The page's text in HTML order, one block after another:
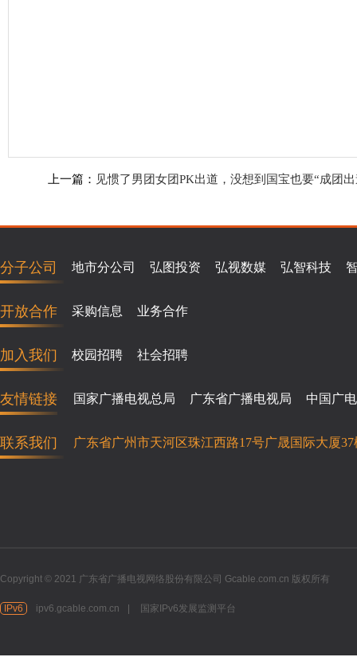
上一篇： 见惯了男团女团PK出道，没想到国宝也要“成团
分子公司 地市分公司 弘图投资 弘视数媒 弘智科技
开放合作 采购信息 业务合作
加入我们 校园招聘 社会招聘
友情链接 国家广播电视总局 广东省广播电视局 中国广电
联系我们 广东省广州市天河区珠江西路17号广晟国际大厦37
Copyright © 2021 广东省广播电视网络股份有限公司 Gcable.com.cn 版权所有
IPv6 ipv6.gcable.com.cn 国家IPv6发展监测平台